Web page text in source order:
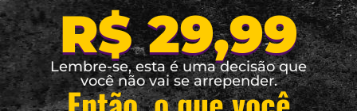
R$ 29,99
Lembre-se, esta é uma decisão que
você não vai se arrepender.